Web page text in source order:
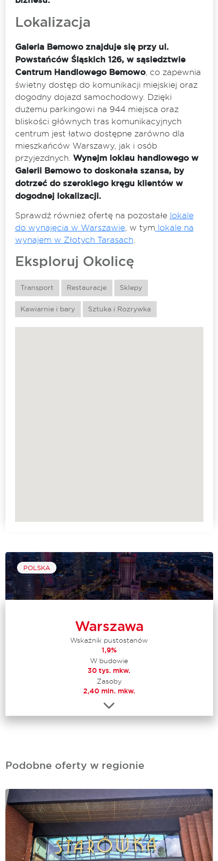
Lokalizacja
Galeria Bemowo znajduje się przy ul.
Powstańców Śląskich 126, w sąsiedztwie
Centrum Handlowego Bemowo, co zapewnia
świetny dostęp do komunikacji miejskiej oraz
dogodny dojazd samochodowy. Dzięki
dużemu parkingowi na 944 miejsca oraz
bliskości głównych tras komunikacyjnych
centrum jest łatwo dostępne zarówno dla
mieszkańców Warszawy, jak i osób
przyjezdnych. Wynejm loklau handlowego w
Galerii Bemowo to doskonała szansa, by
dotrzeć do szerokiego kręgu klientów w
dogodnej lokalizacji.
Sprawdź również ofertę na pozostałe lokale
do wynajęcia w Warszawie , w tym lokale na
wynajem w Złotych Tarasach
Eksploruj Okolicę
Transport Restauracje Sklepy
Kawiarnie i bary Sztuka i Rozrywka
POLSKA
Warszawa
Wskaźnik pustostanów
1,9%
W budowie
30 tys. mkw.
Zasoby
2,40 mln. mkw.
Podobne oferty w regionie